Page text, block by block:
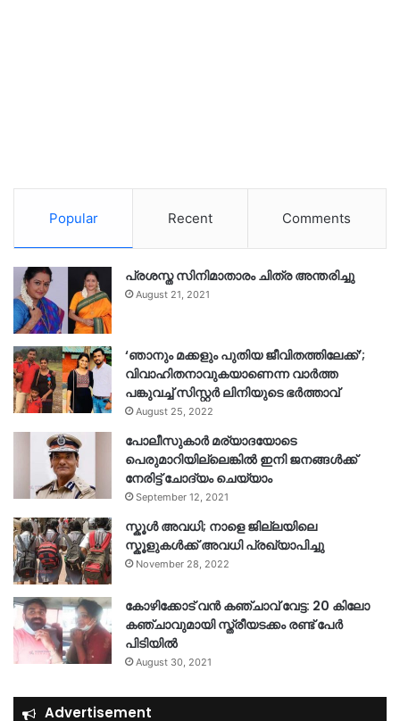
Popular Recent Comments
പ്രശസ്ത സിനിമാതാരം ചിത്ര അന്തരിച്ചു
August 21, 2021
‘ഞാനും മക്കളും പുതിയ ജീവിതത്തിലേക്ക്’;
വിവാഹിതനാവുകയാണെന്ന വാർത്ത
പങ്കുവച്ച് സിസ്റ്റർ ലിനിയുടെ ഭർത്താവ്
August 25, 2022
പോലീസുകാര്‍ മര്യാദയോടെ
പെരുമാറിയില്ലെങ്കില്‍ ഇനി ജനങ്ങള്‍ക്ക്
നേരിട്ട് ചോദ്യം ചെയ്യാം
September 12, 2021
സ്കൂൾ അവധി; നാളെ ജില്ലയിലെ
സ്കൂളുകൾക്ക് അവധി പ്രഖ്യാപിച്ചു
November 28, 2022
കോഴിക്കോട് വൻ കഞ്ചാവ് വേട്ട: 20 കിലോ
കഞ്ചാവുമായി സ്ത്രീയടക്കം രണ്ട് പേർ
പിടിയിൽ
August 30, 2021
Advertisement